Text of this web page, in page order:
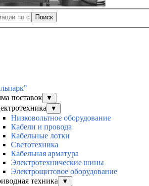
Поиск
поставок
▼
▼
Низковольтное оборудование
Кабели и провода
Кабельные лотки
Светотехника
Кабельная арматура
Электротехнические шины
Электрощитовое оборудование
техника
▼